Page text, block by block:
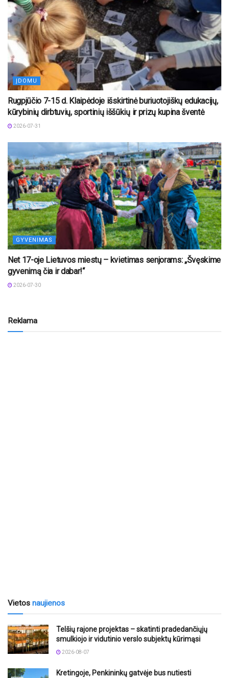
ĮDOMU
Rugpjūčio 7-15 d. Klaipėdoje išskirtinė buriuotojiškų edukacijų,
kūrybinių dirbtuvių, sportinių iššūkių ir prizų kupina šventė
2026-07-31
GYVENIMAS
Net 17-oje Lietuvos miestų – kvietimas senjorams: „Švęskime
gyvenimą čia ir dabar!“
2026-07-30
Reklama
Vietos naujienos
Telšių rajone projektas – skatinti pradedančiųjų
smulkiojo ir vidutinio verslo subjektų kūrimąsi
2026-08-07
Kretingoje, Penkininkų gatvėje bus nutiesti